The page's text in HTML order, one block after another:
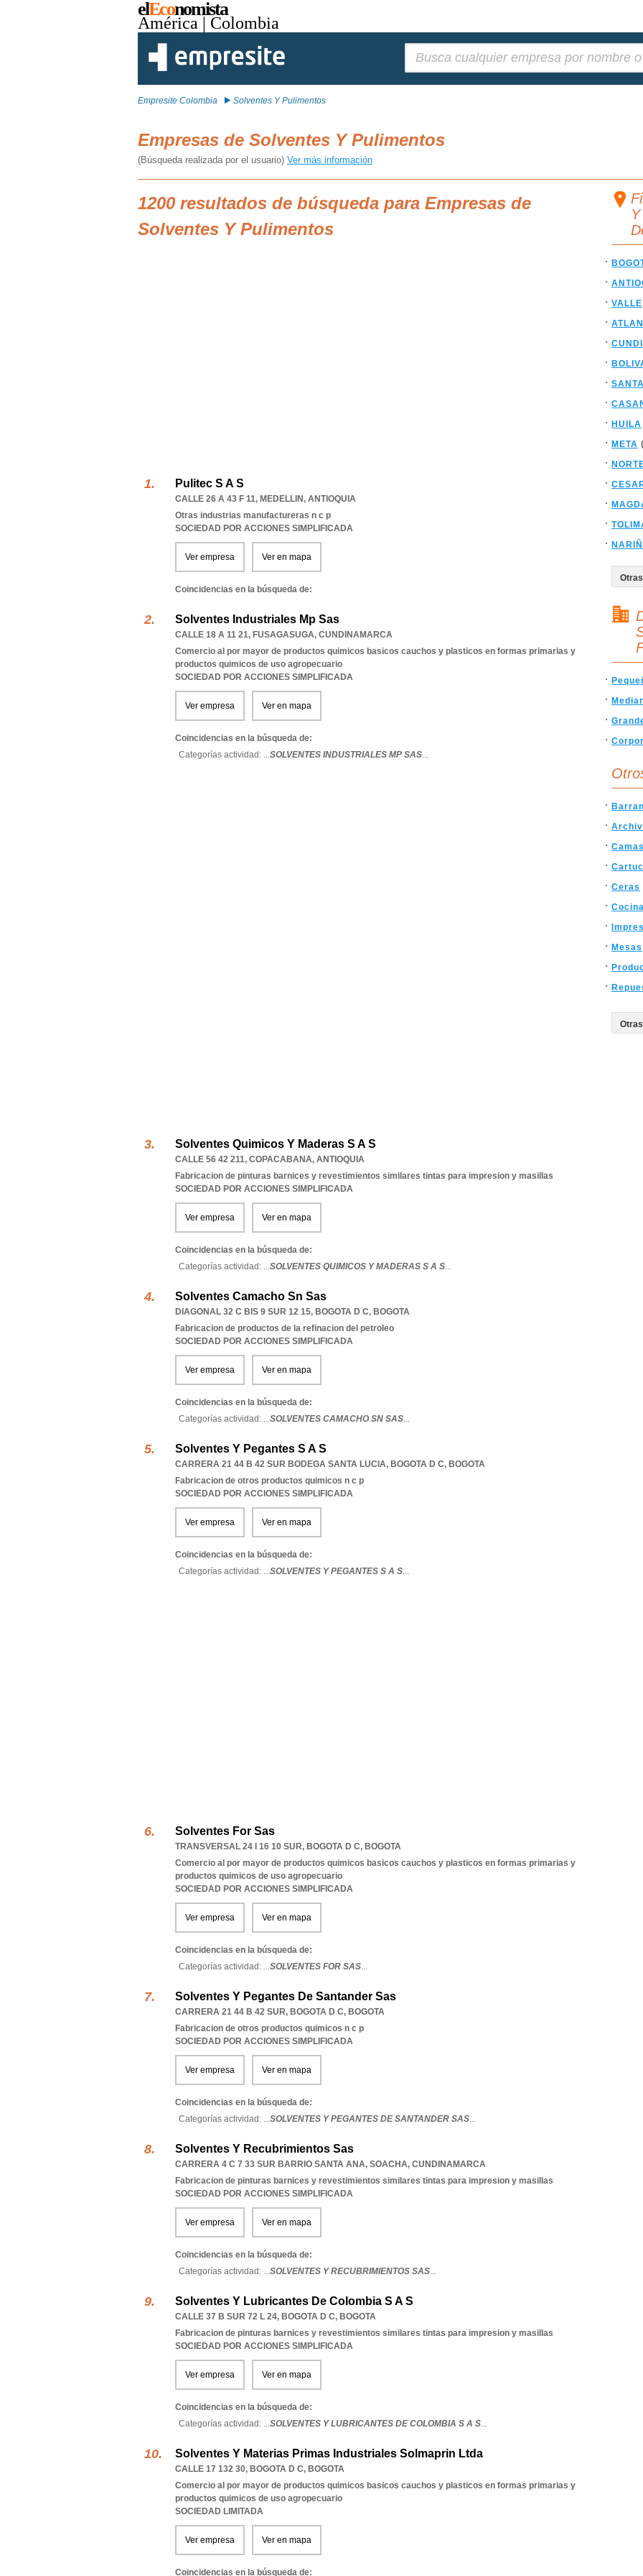
elEconomista
América | Colombia
Empresite Colombia Solventes Y Pulimentos
Empresas de Solventes Y Pulimentos
(Búsqueda realizada por el usuario) Ver más información
1200 resultados de búsqueda para Empresas de
Solventes Y Pulimentos
Pulitec S A S
CALLE 26 A 43 F 11, MEDELLIN, ANTIOQUIA
Otras industrias manufactureras n c p
SOCIEDAD POR ACCIONES SIMPLIFICADA
Ver empresa Ver en mapa
Coincidencias en la búsqueda de:
Solventes Industriales Mp Sas
CALLE 18 A 11 21, FUSAGASUGA, CUNDINAMARCA
Comercio al por mayor de productos quimicos basicos cauchos y plasticos en formas primarias y
productos quimicos de uso agropecuario
SOCIEDAD POR ACCIONES SIMPLIFICADA
Ver empresa Ver en mapa
Coincidencias en la búsqueda de:
Categorías actividad: ...SOLVENTES INDUSTRIALES MP SAS...
Solventes Quimicos Y Maderas S A S
CALLE 56 42 211, COPACABANA, ANTIOQUIA
Fabricacion de pinturas barnices y revestimientos similares tintas para impresion y masillas
SOCIEDAD POR ACCIONES SIMPLIFICADA
Ver empresa Ver en mapa
Coincidencias en la búsqueda de:
Categorías actividad: ...SOLVENTES QUIMICOS Y MADERAS S A S...
Solventes Camacho Sn Sas
DIAGONAL 32 C BIS 9 SUR 12 15, BOGOTA D C, BOGOTA
Fabricacion de productos de la refinacion del petroleo
SOCIEDAD POR ACCIONES SIMPLIFICADA
Ver empresa Ver en mapa
Coincidencias en la búsqueda de:
Categorías actividad: ...SOLVENTES CAMACHO SN SAS...
Solventes Y Pegantes S A S
CARRERA 21 44 B 42 SUR BODEGA SANTA LUCIA, BOGOTA D C, BOGOTA
Fabricacion de otros productos quimicos n c p
SOCIEDAD POR ACCIONES SIMPLIFICADA
Ver empresa Ver en mapa
Coincidencias en la búsqueda de:
Categorías actividad: ...SOLVENTES Y PEGANTES S A S...
Solventes For Sas
TRANSVERSAL 24 I 16 10 SUR, BOGOTA D C, BOGOTA
Comercio al por mayor de productos quimicos basicos cauchos y plasticos en formas primarias y
productos quimicos de uso agropecuario
SOCIEDAD POR ACCIONES SIMPLIFICADA
Ver empresa Ver en mapa
Coincidencias en la búsqueda de:
Categorías actividad: ...SOLVENTES FOR SAS...
Solventes Y Pegantes De Santander Sas
CARRERA 21 44 B 42 SUR, BOGOTA D C, BOGOTA
Fabricacion de otros productos quimicos n c p
SOCIEDAD POR ACCIONES SIMPLIFICADA
Ver empresa Ver en mapa
Coincidencias en la búsqueda de:
Categorías actividad: ...SOLVENTES Y PEGANTES DE SANTANDER SAS...
Solventes Y Recubrimientos Sas
CARRERA 4 C 7 33 SUR BARRIO SANTA ANA, SOACHA, CUNDINAMARCA
Fabricacion de pinturas barnices y revestimientos similares tintas para impresion y masillas
SOCIEDAD POR ACCIONES SIMPLIFICADA
Ver empresa Ver en mapa
Coincidencias en la búsqueda de:
Categorías actividad: ...SOLVENTES Y RECUBRIMIENTOS SAS...
Solventes Y Lubricantes De Colombia S A S
CALLE 37 B SUR 72 L 24, BOGOTA D C, BOGOTA
Fabricacion de pinturas barnices y revestimientos similares tintas para impresion y masillas
SOCIEDAD POR ACCIONES SIMPLIFICADA
Ver empresa Ver en mapa
Coincidencias en la búsqueda de:
Categorías actividad: ...SOLVENTES Y LUBRICANTES DE COLOMBIA S A S...
Solventes Y Materias Primas Industriales Solmaprin Ltda
CALLE 17 132 30, BOGOTA D C, BOGOTA
Comercio al por mayor de productos quimicos basicos cauchos y plasticos en formas primarias y
productos quimicos de uso agropecuario
SOCIEDAD LIMITADA
Ver empresa Ver en mapa
Coincidencias en la búsqueda de:
VALLE
HUILA
META
Camas
Ceras
Mesas